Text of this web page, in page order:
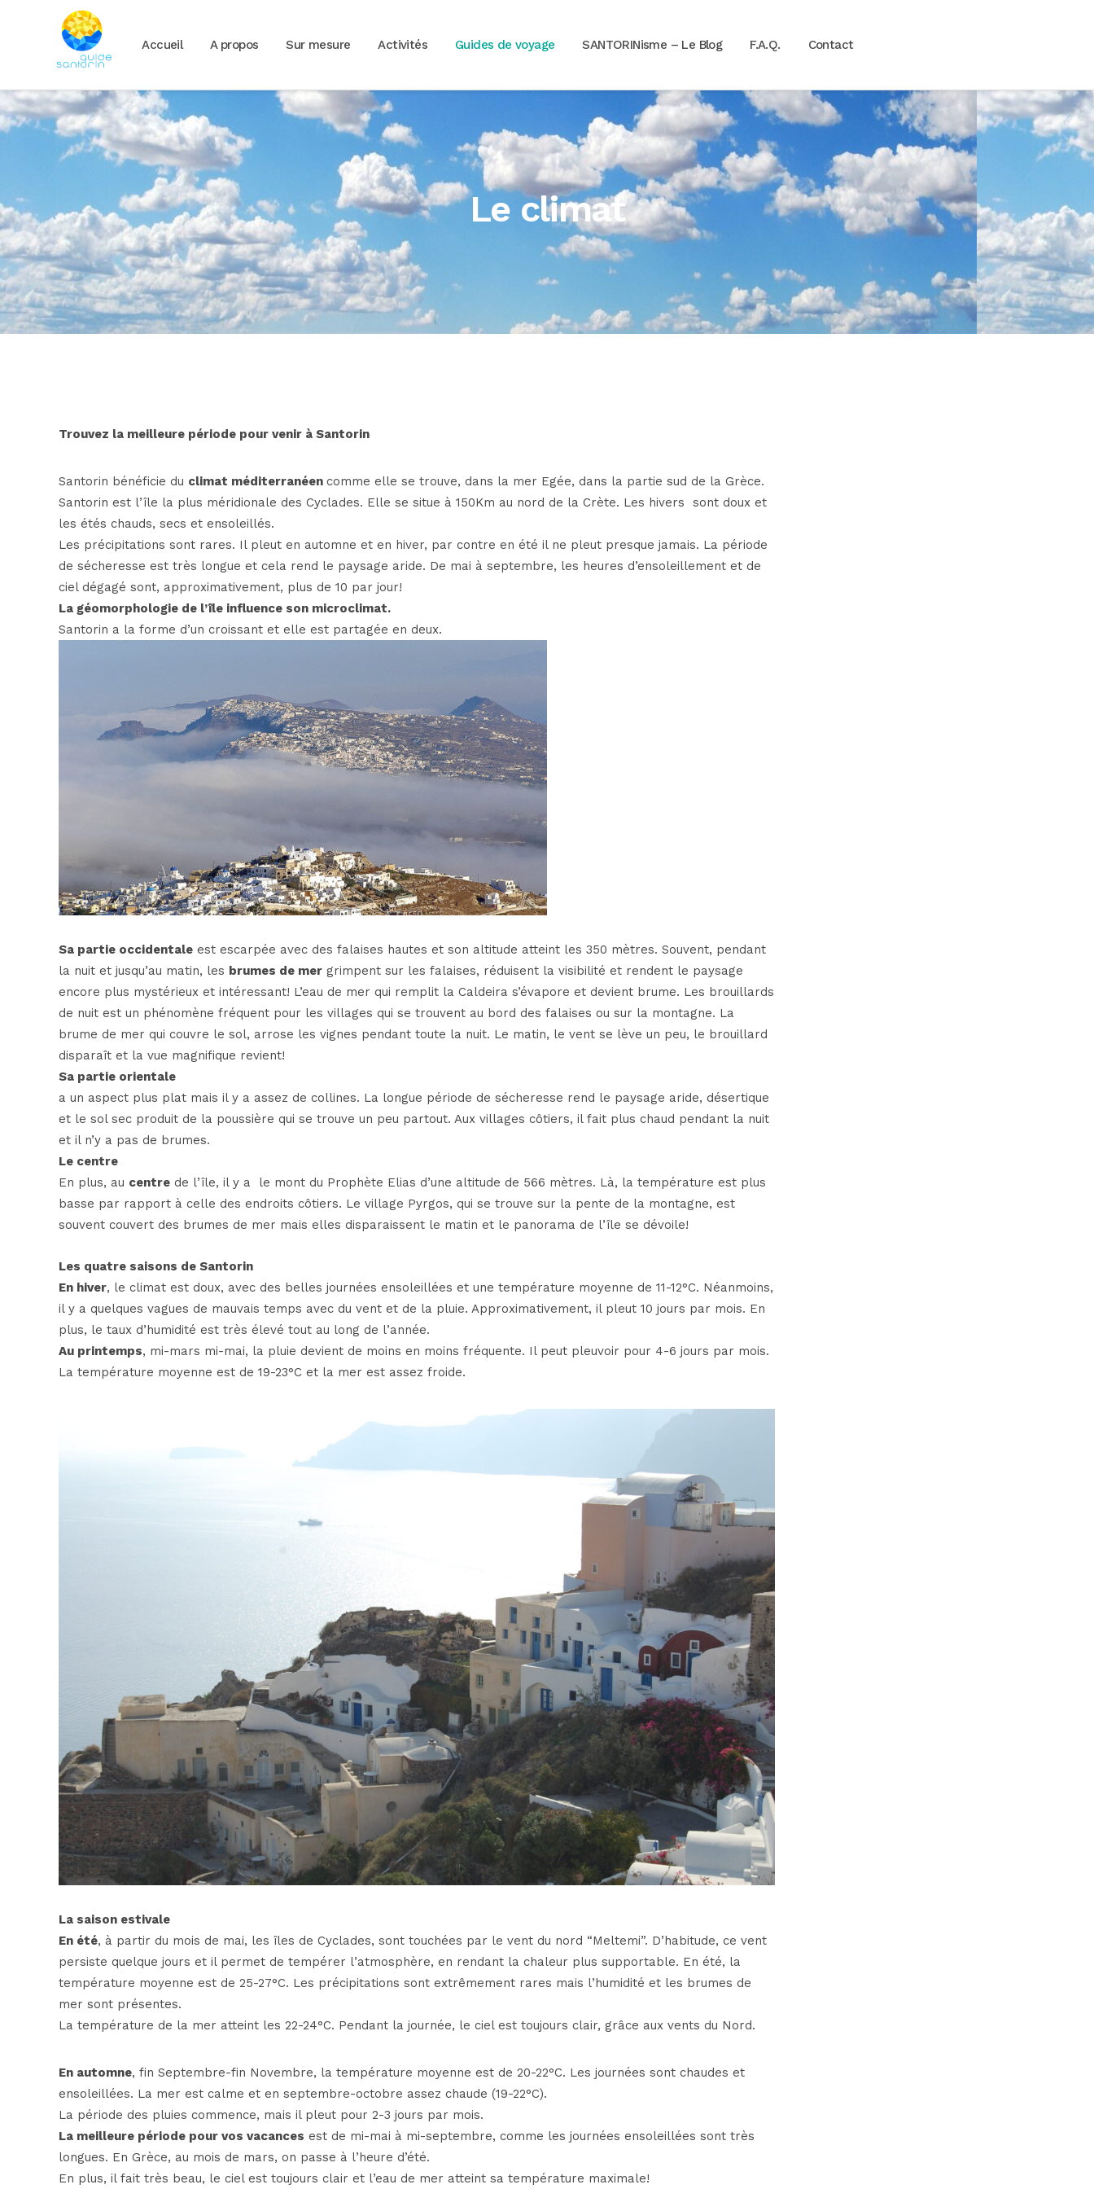
Accueil A propos Sur mesure Activités Guides de voyage SANTORINisme – Le Blog F.A.Q. Contact
Le climat
Trouvez la meilleure période pour venir à Santorin
Santorin bénéficie du climat méditerranéen comme elle se trouve, dans la mer Egée, dans la partie sud de la Grèce.
Santorin est l’île la plus méridionale des Cyclades. Elle se situe à 150Km au nord de la Crète. Les hivers
sont doux et
les étés chauds, secs et ensoleillés.
Les précipitations sont rares. Il pleut en automne et en hiver, par contre en été il ne pleut presque jamais. La période
de sécheresse est très longue et cela rend le paysage aride. De mai à septembre, les heures d’ensoleillement et de
ciel dégagé sont, approximativement, plus de 10 par jour!
La géomorphologie de l’île influence son microclimat.
Santorin a la forme d’un croissant et elle est partagée en deux.
Sa partie occidentale est escarpée avec des falaises hautes et son altitude atteint les 350 mètres. Souvent, pendant
la nuit et jusqu’au matin, les brumes de mer grimpent sur les falaises, réduisent la visibilité et rendent le paysage
encore plus mystérieux et intéressant! L’eau de mer qui remplit la Caldeira s’évapore et devient brume. Les brouillards
de nuit est un phénomène fréquent pour les villages qui se trouvent au bord des falaises ou sur la montagne. La
brume de mer qui couvre le sol, arrose les vignes pendant toute la nuit. Le matin, le vent se lève un peu, le brouillard
disparaît et la vue magnifique revient!
Sa partie orientale
a un aspect plus plat mais il y a assez de collines. La longue période de sécheresse rend le paysage aride, désertique
et le sol sec produit de la poussière qui se trouve un peu partout. Aux villages côtiers, il fait plus chaud pendant la nuit
et il n’y a pas de brumes.
Le centre
En plus, au centre de l’île, il y a
le mont du Prophète Elias d’une altitude de 566 mètres. Là, la température est plus
basse par rapport à celle des endroits côtiers. Le village Pyrgos, qui se trouve sur la pente de la montagne, est
souvent couvert des brumes de mer mais elles disparaissent le matin et le panorama de l’île se dévoile!
Les quatre saisons de Santorin
En hiver, le climat est doux, avec des belles journées ensoleillées et une température moyenne de 11-12°C. Néanmoins,
il y a quelques vagues de mauvais temps avec du vent et de la pluie. Approximativement, il pleut 10 jours par mois. En
plus, le taux d’humidité est très élevé tout au long de l’année.
Au printemps, mi-mars mi-mai, la pluie devient de moins en moins fréquente. Il peut pleuvoir pour 4-6 jours par mois.
La température moyenne est de 19-23°C et la mer est assez froide.
La saison estivale
En été, à partir du mois de mai, les îles de Cyclades, sont touchées par le vent du nord “Meltemi”. D’habitude, ce vent
persiste quelque jours et il permet de tempérer l’atmosphère, en rendant la chaleur plus supportable. En été, la
température moyenne est de 25-27°C. Les précipitations sont extrêmement rares mais l’humidité et les brumes de
mer sont présentes.
La température de la mer atteint les 22-24°C. Pendant la journée, le ciel est toujours clair, grâce aux vents du Nord.
En automne, fin Septembre-fin Novembre, la température moyenne est de 20-22°C. Les journées sont chaudes et
ensoleillées. La mer est calme et en septembre-octobre assez chaude (19-22°C).
La période des pluies commence, mais il pleut pour 2-3 jours par mois.
La meilleure période pour vos vacances est de mi-mai à mi-septembre, comme les journées ensoleillées sont très
longues. En Grèce, au mois de mars, on passe à l’heure d’été.
En plus, il fait très beau, le ciel est toujours clair et l’eau de mer atteint sa température maximale!